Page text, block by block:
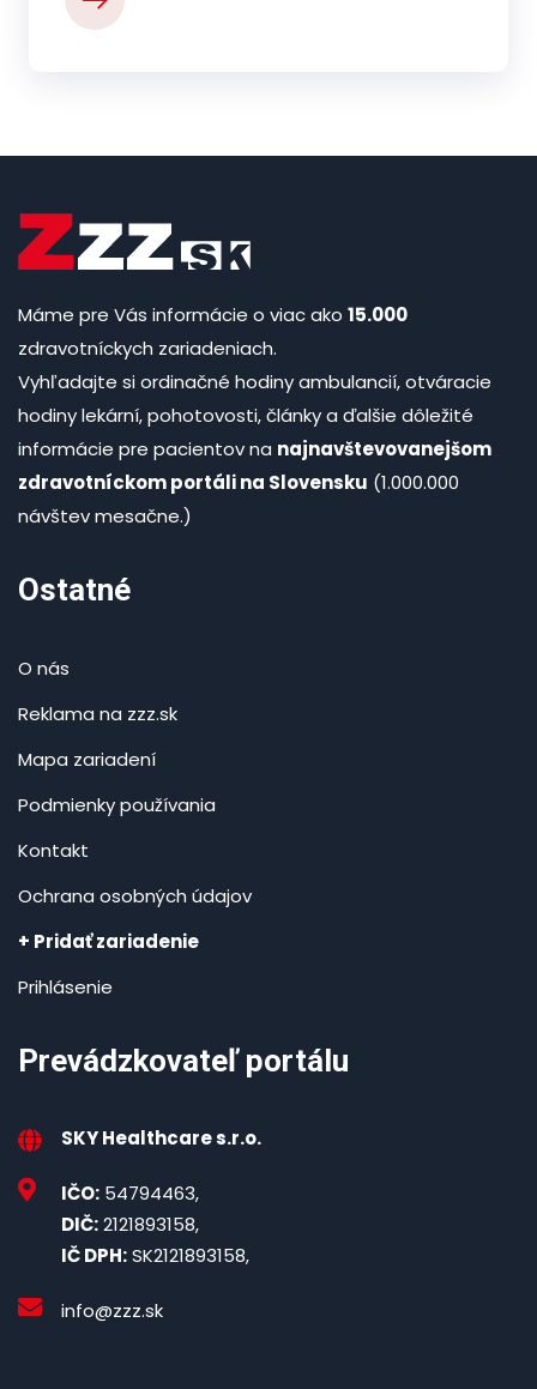
Máme pre Vás informácie o viac ako 15.000
zdravotníckych zariadeniach.
Vyhľadajte si ordinačné hodiny ambulancií, otváracie
hodiny lekární, pohotovosti, články a ďalšie dôležité
informácie pre pacientov na najnavštevovanejšom
zdravotníckom portáli na Slovensku (1.000.000
návštev mesačne.)
Ostatné
O nás
Reklama na zzz.sk
Mapa zariadení
Podmienky používania
Kontakt
Ochrana osobných údajov
+ Pridať zariadenie
Prihlásenie
Prevádzkovateľ portálu
SKY Healthcare s.r.o.
IČO: 54794463,
DIČ:2121893158,
IČ DPH:SK2121893158,
info@zzz.sk